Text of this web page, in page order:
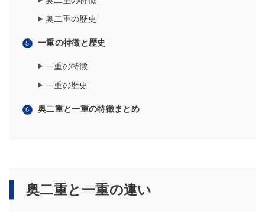
奥二重の歴史
一重の特徴と歴史
一重の特徴
一重の歴史
奥二重と一重の特徴まとめ
奥二重と一重の違い